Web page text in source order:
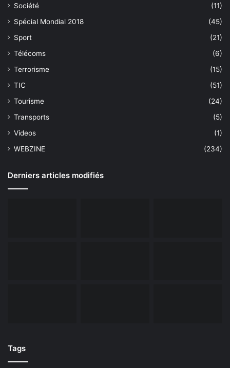
Société
(11)
Spécial Mondial 2018
(45)
Sport
(21)
Télécoms
(6)
Terrorisme
(15)
TIC
(51)
Tourisme
(24)
Transports
(5)
Videos
(1)
WEBZINE
(234)
Derniers articles modifiés
Tags